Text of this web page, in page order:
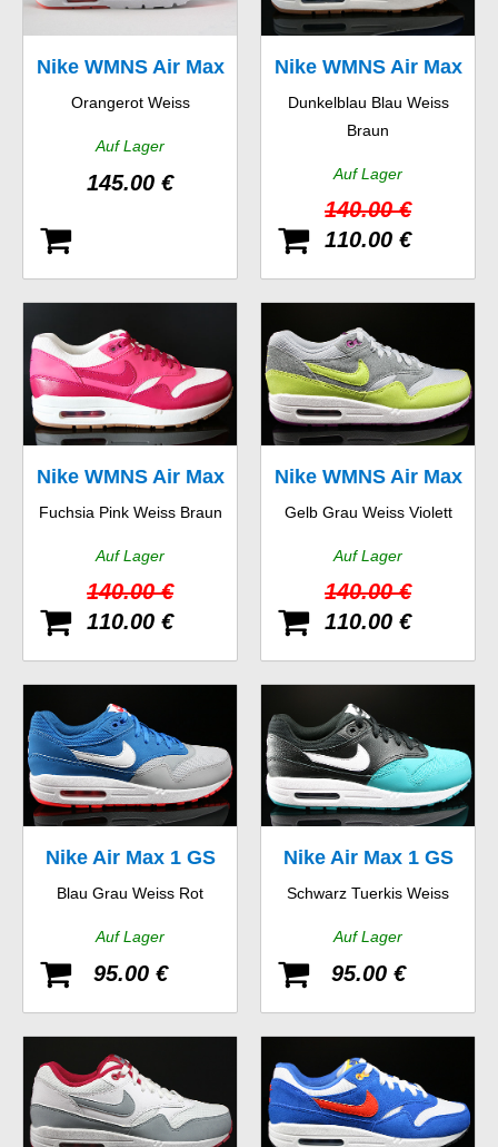
Nike WMNS Air Max
1 Ultra Moire
Orangerot Weiss
Auf Lager
145.00 €
Nike WMNS Air Max
1 Vintage
Dunkelblau Blau Weiss
Braun
Auf Lager
140.00 €
110.00 €
Nike WMNS Air Max
1 Vintage
Fuchsia Pink Weiss Braun
Auf Lager
140.00 €
110.00 €
Nike WMNS Air Max
1 Essential
Gelb Grau Weiss Violett
Auf Lager
140.00 €
110.00 €
Nike Air Max 1 GS
Blau Grau Weiss Rot
Auf Lager
95.00 €
Nike Air Max 1 GS
Schwarz Tuerkis Weiss
Auf Lager
95.00 €